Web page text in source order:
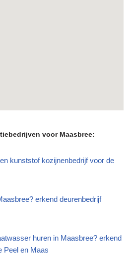
voor Maasbree:
kunststof kozijnenbedrijf voor de
erkend deurenbedrijf
huren in Maasbree? erkend
Peel en Maas